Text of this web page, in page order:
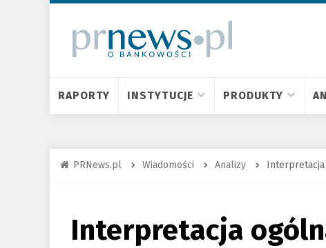
RAPORTY INSTYTUCJE PRODUKTY
PRNews.pl Wiadomości Analizy
Interpretacja